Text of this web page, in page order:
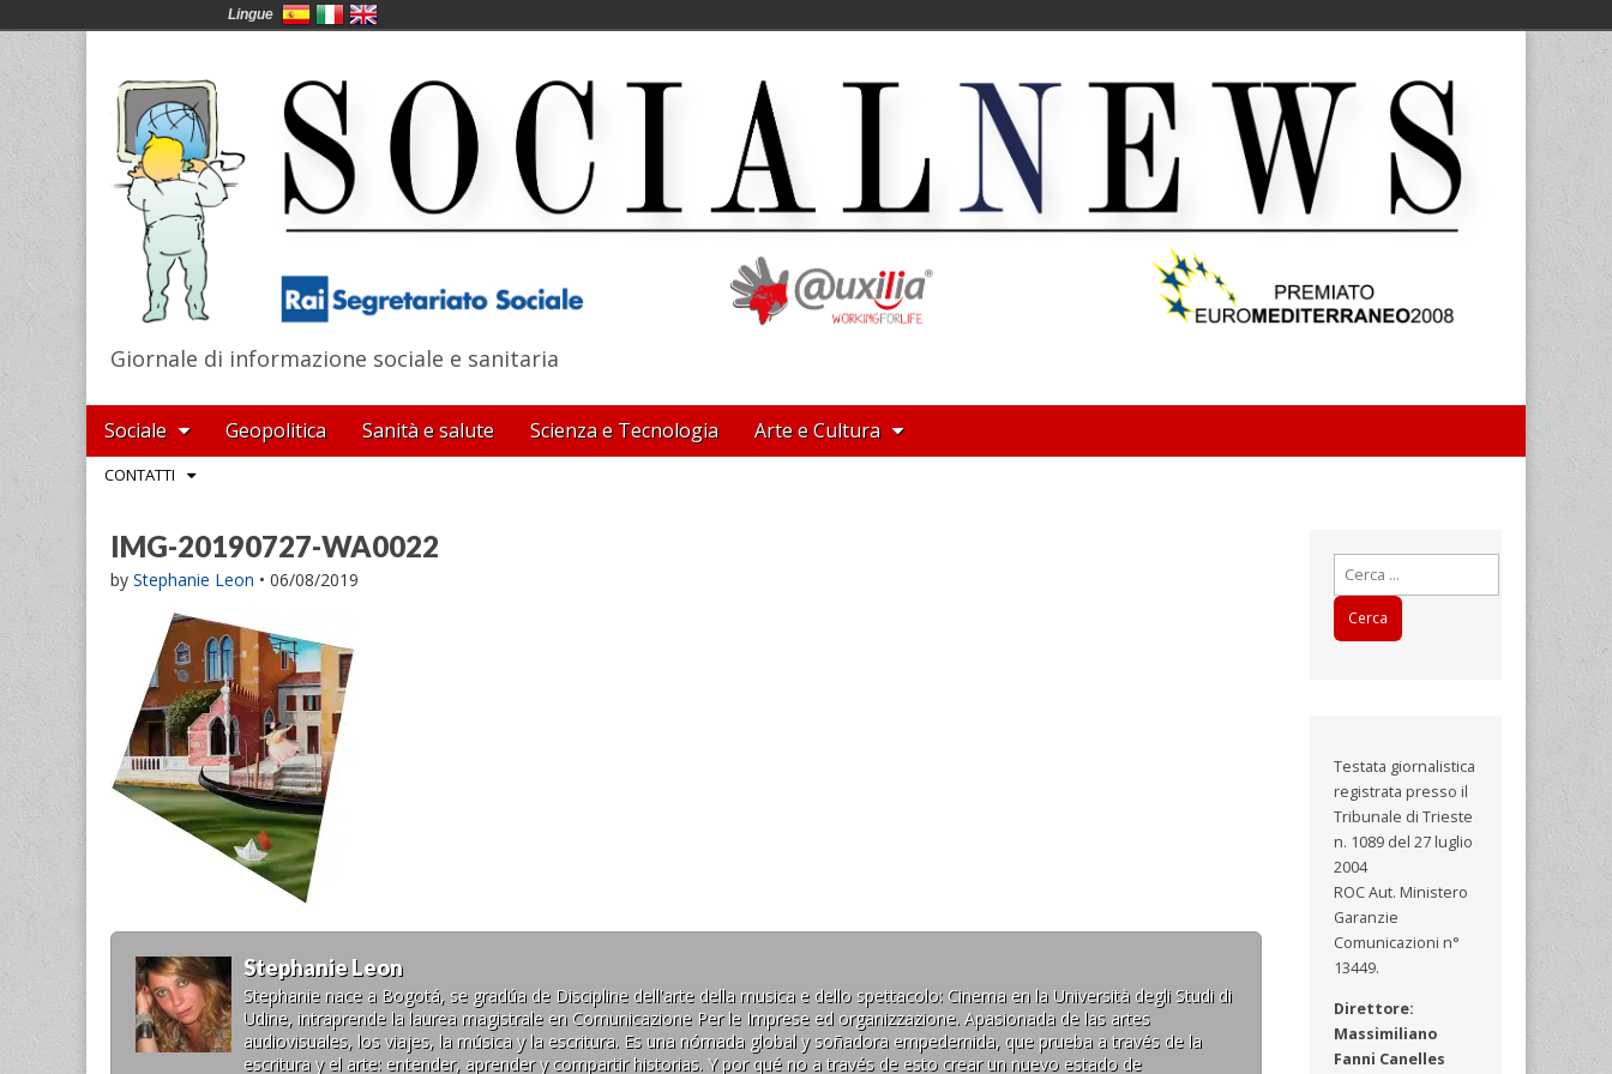
SocialNews
Giornale di informazione sociale e sanitaria
Main
menu
Skip
to
content
Sociale Geopolitica Sanità e salute Scienza e Tecnologia Arte e Cultura
SubCONTATTI
IMG-20190727-WA0022
by Stephanie Leon • 06/08/2019
Stephanie Leon
Stephanie nace a Bogotá, se gradúa de Discipline dell'arte della musica e dello spettacolo: Cinema en la Università degli Studi di
Udine, intraprende la laurea magistrale en Comunicazione Per le Imprese ed organizzazione. Apasionada de las artes
audiovisuales, los viajes, la música y la escritura. Es una nómada global y soñadora empedernida, que prueba a través de la
escritura y el arte: entender, aprender y compartir historias. Y por qué no a través de esto crear un nuevo estado de
Ricerca
per:
Testata giornalistica
registrata presso il
Tribunale di Trieste
n. 1089 del 27 luglio
2004
ROC Aut. Ministero
Garanzie
Comunicazioni n°
13449.
Direttore:
Massimiliano
Fanni Canelles
Lingue